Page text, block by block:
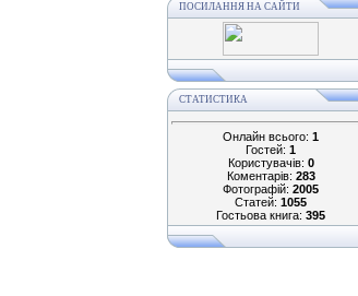
ПОСИЛАННЯ НА САЙТИ
СТАТИСТИКА
Онлайн всього: 1
Гостей: 1
Користувачів: 0
Коментарів: 283
Фотографій: 2005
Статей: 1055
Гостьова книга: 395